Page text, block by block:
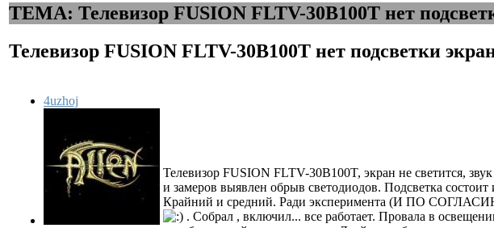
ТЕМА: Телевизор FUSION FLTV-30B100T нет
Телевизор FUSION FLTV-30B100T нет подсветки
4uzhoj
Телевизор FUSION FLTV-30B100T, экран не светится,
и замеров выявлен обрыв светодиодов. Подсветка
Крайний и средний. Ради эксперимента (И ПО
. Собрал , включил... все работает. Провала в